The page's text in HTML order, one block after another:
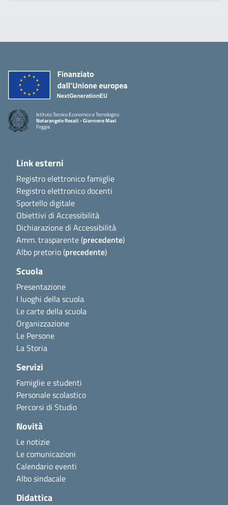
Istituto Tecnico Economico e Tecnologico
Notarangelo Rosati - Giannone Masi
Foggia
Link esterni
Registro elettronico famiglie
Registro elettronico docenti
Sportello digitale
Obiettivi di Accessibilità
Dichiarazione di Accessibilità
Amm. trasparente (precedente)
Albo pretorio (precedente)
Scuola
Presentazione
I luoghi della scuola
Le carte della scuola
Organizzazione
Le Persone
La Storia
Servizi
Famiglie e studenti
Personale scolastico
Percorsi di Studio
Novità
Le notizie
Le comunicazioni
Calendario eventi
Albo sindacale
Didattica